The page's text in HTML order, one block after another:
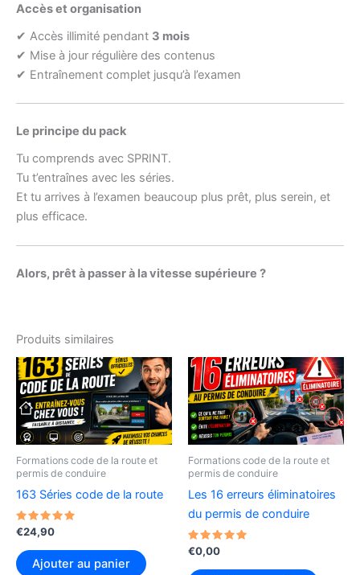
Accès et organisation
✔ Accès illimité pendant 3 mois
✔ Mise à jour régulière des contenus
✔ Entraînement complet jusqu’à l’examen
Le principe du pack
Tu comprends avec SPRINT.
Tu t’entraînes avec les séries.
Et tu arrives à l’examen beaucoup plus prêt, plus serein, et
plus efficace.
Alors, prêt à passer à la vitesse supérieure ?
Produits similaires
Formations code de la route et
permis de conduire
163 Séries code de la route
Note
5.00
sur 5
€24,90
Ajouter au panier
Formations code de la route et
permis de conduire
Les 16 erreurs éliminatoires
du permis de conduire
Note
5.00
sur 5
€0,00